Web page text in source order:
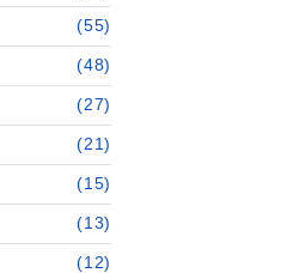
(55)
(48)
(27)
(21)
(15)
(13)
(12)